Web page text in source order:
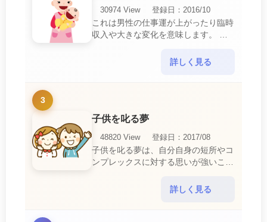
30974 View
登録日：2016/10
これは男性の仕事運が上がったり臨時
収入や大きな変化を意味します。 喜
ればあり得ない事が起きるのでビック
詳しく見る
3
子供を叱る夢
48820 View
登録日：2017/08
子供を叱る夢は、自分自身の短所やコ
ンプレックスに対する思いが強いこと
短所やコンプレックスを的確に認識し
詳しく見る